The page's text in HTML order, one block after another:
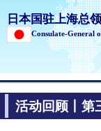
日本国驻上海总
Consulate-General
活动回顾丨第